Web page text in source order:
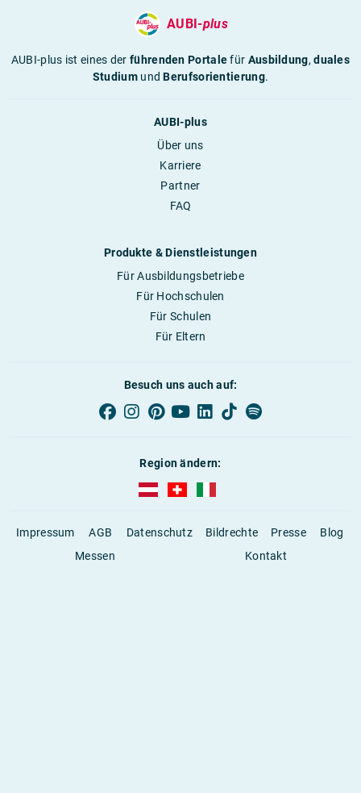
AUBI-plus
AUBI-plus ist eines derführenden Portalefür Ausbildung,duales
StudiumundBerufsorientierung.
AUBI-plus
Über uns
Karriere
Partner
FAQ
Produkte & Dienstleistungen
Für Ausbildungsbetriebe
Für Hochschulen
Für Schulen
Für Eltern
Besuch uns auch auf:
Region ändern:
AUBI-plus Österreich (deutsch)
AUBI-plus Schweiz (deutsch)
AUBI-plus Italien (deutsch)
Impressum AGB Datenschutz Bildrechte Presse
Blog
Messen
Kontakt